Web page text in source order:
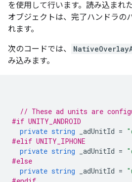
を使用して行います。読み込まれ
オブジェクトは、完了ハンドラの
れます。
次のコードでは、
み込みます。
// These ad units are
#if UNITY_ANDROID
private string _adUnitId =
#elif UNITY_IPHONE
private string _adUnitId =
#else
private string _adUnitId =